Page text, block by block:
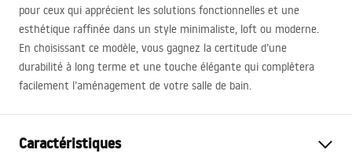
pour ceux qui apprécient les solutions fonctionnelles et une
esthétique raffinée dans un style minimaliste, loft ou moderne.
En choisissant ce modèle, vous gagnez la certitude d’une
durabilité à long terme et une touche élégante qui complétera
facilement l’aménagement de votre salle de bain.
Caractéristiques